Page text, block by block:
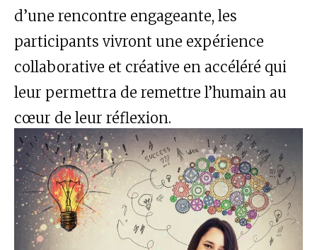
d’une rencontre engageante, les
participants vivront une expérience
collaborative et créative en accéléré qui
leur permettra de remettre l’humain au
cœur de leur réflexion.
Atelier Signature
Catégories : Design thinking, organisation